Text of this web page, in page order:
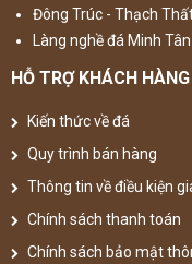
Đông Trúc - Thạch
Làng nghề đá Minh
HỖ TRỢ KHÁCH HÀNG
Kiến thức về đá
Quy trình bán hàng
Thông tin về điều kiện
Chính sách thanh toán
Chính sách bảo mật